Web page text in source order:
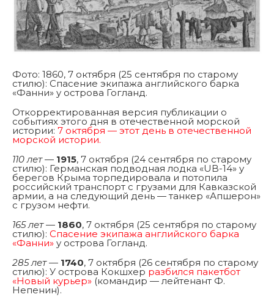
Фото: 1860, 7 октября (25 сентября по старому
стилю): Спасение экипажа английского барка
«Фанни» у острова Гогланд.
Откорректированная версия публикации о
событиях этого дня в отечественной морской
истории: 7 октября — этот день в отечественной
морской истории.
110 лет— 1915, 7 октября (24 сентября по старому
стилю): Германская подводная лодка «UB-14» у
берегов Крыма торпедировала и потопила
российский транспорт с грузами для Кавказской
армии, а на следующий день — танкер «Апшерон»
с грузом нефти.
165 лет— 1860, 7 октября (25 сентября по старому
стилю): Спасение экипажа английского барка
«Фанни» у острова Гогланд.
285 лет— 1740, 7 октября (26 сентября по старому
стилю): У острова Кокшхер разбился пакетбот
«Новый курьер» (командир — лейтенант Ф.
Непенин).